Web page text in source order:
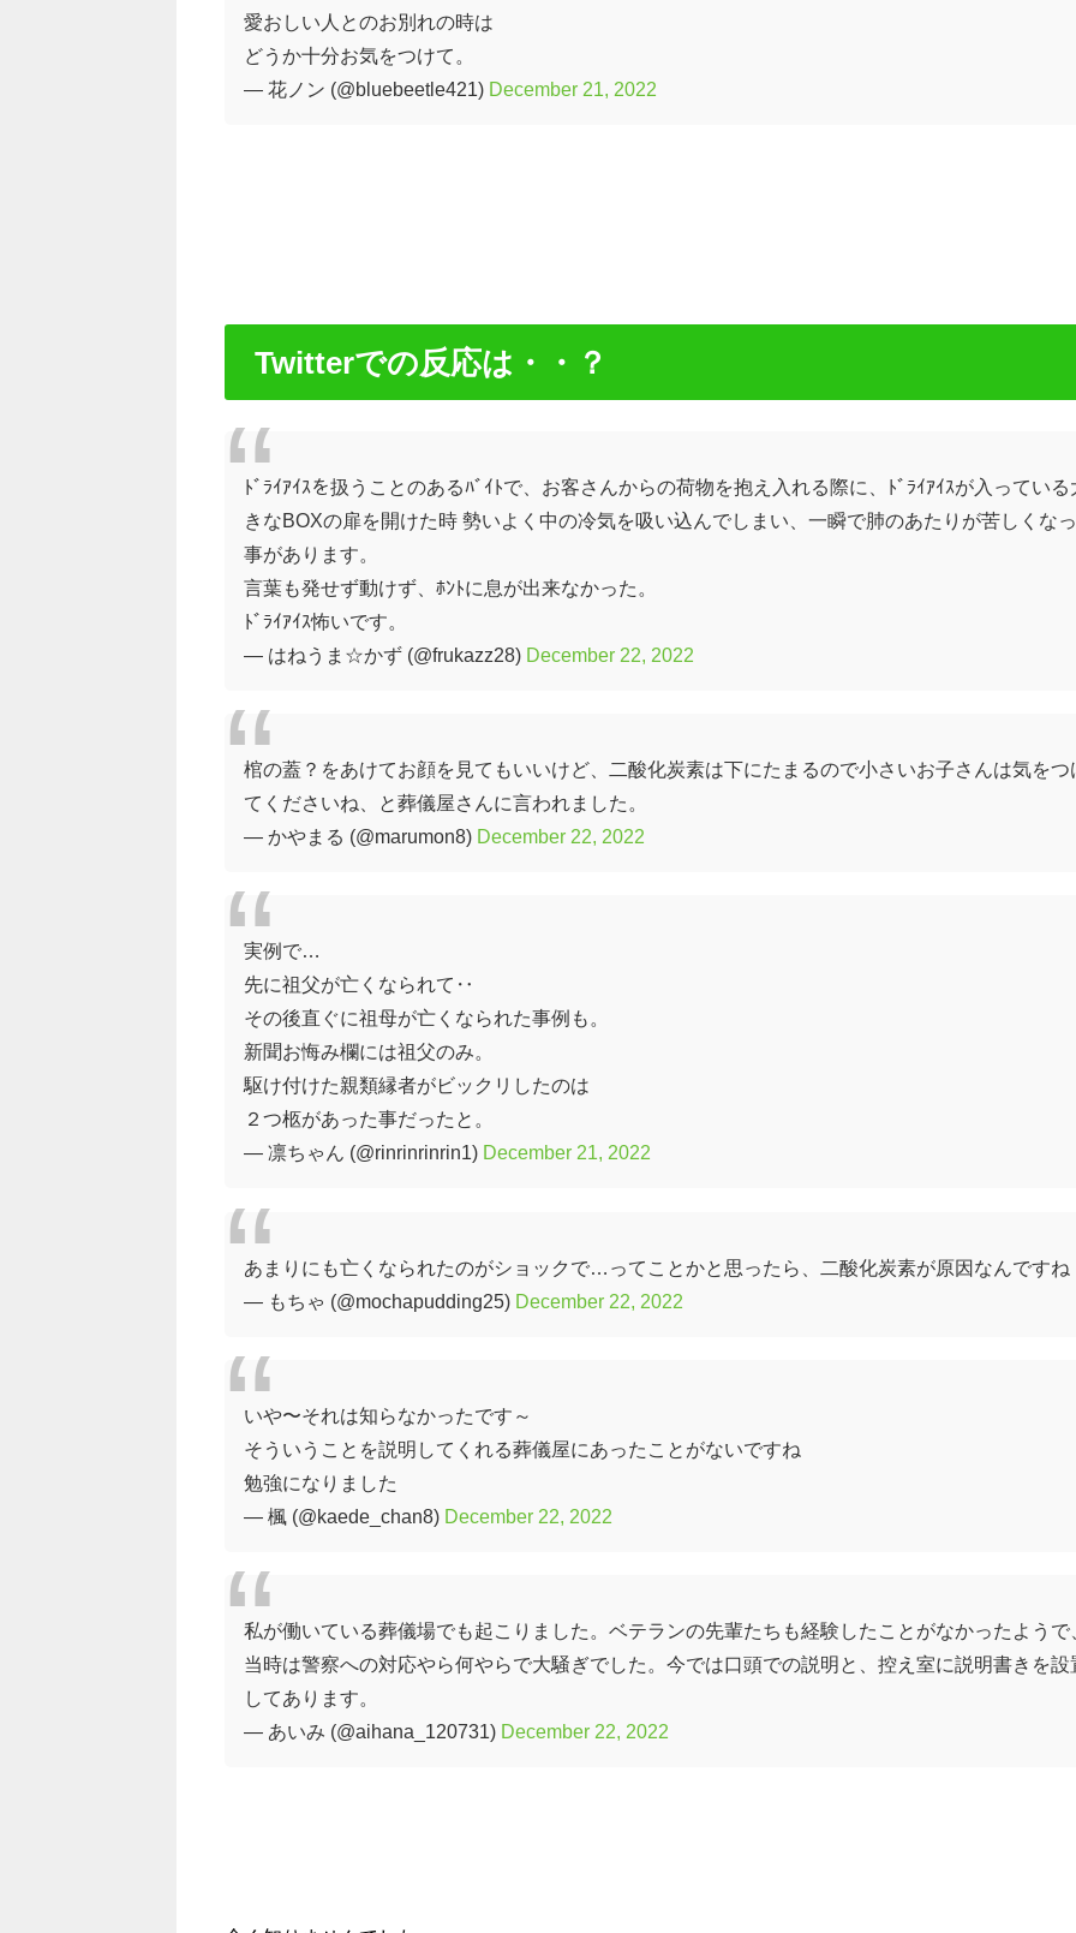
愛おしい人とのお別れの時は
どうか十分お気をつけて。
— 花ノン (@bluebeetle421) December 21, 2022
Twitterでの反応は・・？
ﾄﾞﾗｲｱｲｽを扱うことのあるﾊﾞｲﾄで、お客さんからの荷物を抱え入れる際に、ﾄﾞﾗｲｱｲｽが入っている
きなBOXの扉を開けた時 勢いよく中の冷気を吸い込んでしまい、一瞬で肺のあたりが苦しくな
事があります。
言葉も発せず動けず、ﾎﾝﾄに息が出来なかった。
ﾄﾞﾗｲｱｲｽ怖いです。
— はねうま☆かず (@frukazz28) December 22, 2022
棺の蓋？をあけてお顔を見てもいいけど、二酸化炭素は下にたまるので小さいお子さんは気をつ
てくださいね、と葬儀屋さんに言われました。
— かやまる (@marumon8) December 22, 2022
実例で…
先に祖父が亡くなられて‥
その後直ぐに祖母が亡くなられた事例も。
新聞お悔み欄には祖父のみ。
駆け付けた親類縁者がビックリしたのは
２つ柩があった事だったと。
— 凛ちゃん (@rinrinrinrin1) December 21, 2022
あまりにも亡くなられたのがショックで…ってことかと思ったら、二酸化炭素が原因なんですね
— もちゃ (@mochapudding25) December 22, 2022
いや〜それは知らなかったです～
そういうことを説明してくれる葬儀屋にあったことがないですね
勉強になりました
— 楓 (@kaede_chan8) December 22, 2022
私が働いている葬儀場でも起こりました。ベテランの先輩たちも経験したことがなかったようで
当時は警察への対応やら何やらで大騒ぎでした。今では口頭での説明と、控え室に説明書きを設
してあります。
— あいみ (@aihana_120731) December 22, 2022